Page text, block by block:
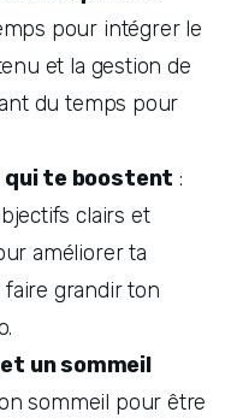
pour intégrer le
et la gestion de
du temps pour
te boostent :
clairs et
améliorer ta
grandir ton
un sommeil
sommeil pour être